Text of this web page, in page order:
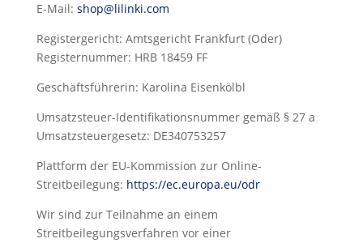
E-Mail: shop@lilinki.com
Registergericht: Amtsgericht Frankfurt (Oder)
Registernummer: HRB 18459 FF
Geschäftsführerin: Karolina Eisenkölbl
Umsatzsteuer-Identifikationsnummer gemäß § 27 a
Umsatzsteuergesetz: DE340753257
Plattform der EU-Kommission zur Online-
Streitbeilegung: https://ec.europa.eu/odr
Wir sind zur Teilnahme an einem
Streitbeilegungsverfahren vor einer